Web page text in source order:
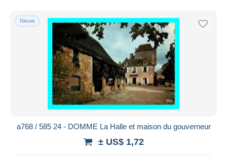
Nieuw
a768 / 585 24 - DOMME La Halle et maison du gouverneur
± US$ 1,72